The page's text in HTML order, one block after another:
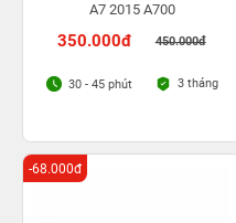
A7 2015 A700
350.000đ 450.000đ
30 - 45 phút 3 tháng
-68.000đ